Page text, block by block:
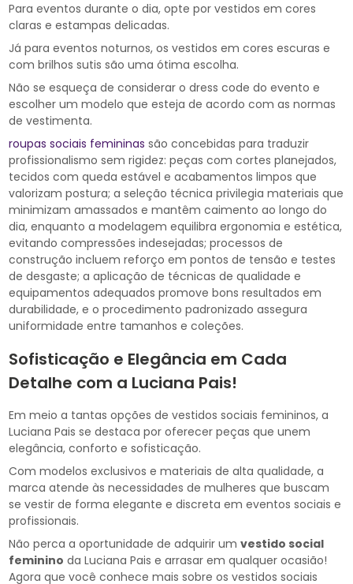
Para eventos durante o dia, opte por vestidos em cores
claras e estampas delicadas.
Já para eventos noturnos, os vestidos em cores escuras e
com brilhos sutis são uma ótima escolha.
Não se esqueça de considerar o dress code do evento e
escolher um modelo que esteja de acordo com as normas
de vestimenta.
roupas sociais femininas são concebidas para traduzir
profissionalismo sem rigidez: peças com cortes planejados,
tecidos com queda estável e acabamentos limpos que
valorizam postura; a seleção técnica privilegia materiais que
minimizam amassados e mantêm caimento ao longo do
dia, enquanto a modelagem equilibra ergonomia e estética,
evitando compressões indesejadas; processos de
construção incluem reforço em pontos de tensão e testes
de desgaste; a aplicação de técnicas de qualidade e
equipamentos adequados promove bons resultados em
durabilidade, e o procedimento padronizado assegura
uniformidade entre tamanhos e coleções.
Sofisticação e Elegância em Cada
Detalhe com a Luciana Pais!
Em meio a tantas opções de vestidos sociais femininos, a
Luciana Pais se destaca por oferecer peças que unem
elegância, conforto e sofisticação.
Com modelos exclusivos e materiais de alta qualidade, a
marca atende às necessidades de mulheres que buscam
se vestir de forma elegante e discreta em eventos sociais e
profissionais.
Não perca a oportunidade de adquirir umvestido social
feminino da Luciana Pais e arrasar em qualquer ocasião!
Agora que você conhece mais sobre os vestidos sociais